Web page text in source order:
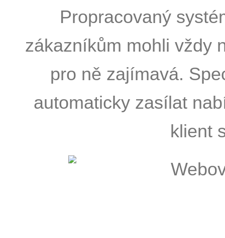
Propracovaný
zákazníkům mohli vždy
pro ně zajímavá.
automaticky zasílat
klient